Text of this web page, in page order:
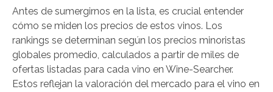
Antes de sumergirnos en la lista, es crucial entender
cómo se miden los precios de estos vinos. Los
rankings se determinan según los precios minoristas
globales promedio, calculados a partir de miles de
ofertas listadas para cada vino en Wine-Searcher.
Estos reflejan la valoración del mercado para el vino en